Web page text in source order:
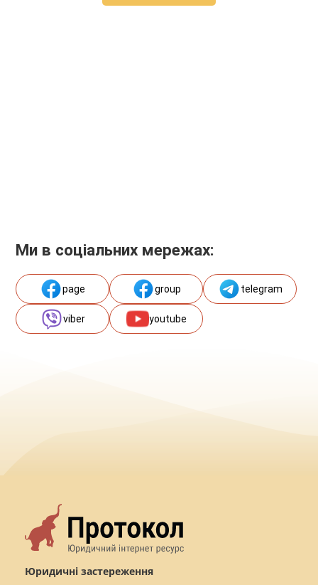
Ми в соціальних мережах:
page group telegram
viber youtube
Юридичні застереження